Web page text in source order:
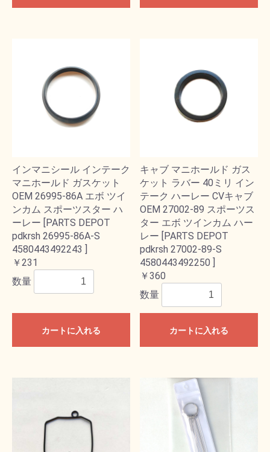
インマニシール インテーク
マニホールド ガスケット
OEM 26995-86A エボ ツイ
ンカム スポーツスター ハ
ーレー [PARTS DEPOT
pdkrsh 26995-86A-S
4580443492243 ]
￥231
数量
カートに入れる
キャブ マニホールド ガス
ケット ラバー 40ミリ イン
テーク ハーレー CVキャブ
OEM 27002-89 スポーツス
ター エボ ツインカム ハー
レー [PARTS DEPOT
pdkrsh 27002-89-S
4580443492250 ]
￥360
数量
カートに入れる